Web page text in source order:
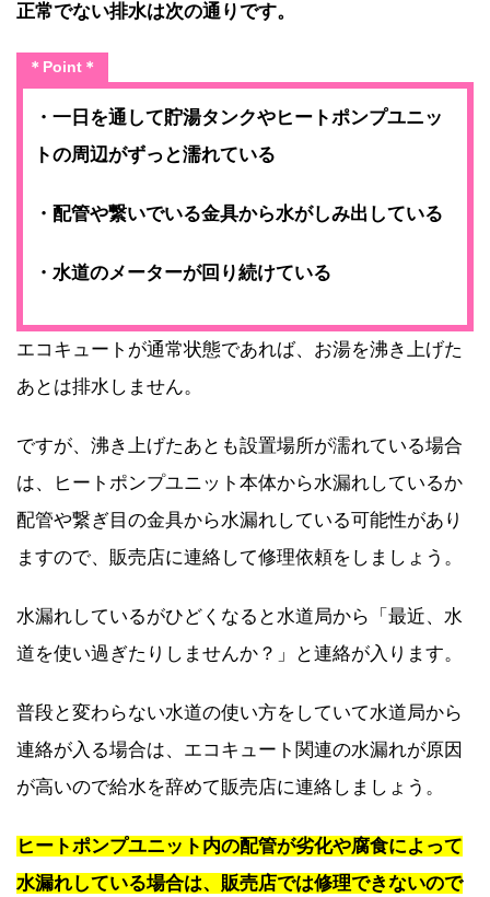
正常でない排水は次の通りです。
＊Point＊
・一日を通して貯湯タンクやヒートポンプユニッ
トの周辺がずっと濡れている
・配管や繋いでいる金具から水がしみ出している
・水道のメーターが回り続けている
エコキュートが通常状態であれば、お湯を沸き上げた
あとは排水しません。
ですが、沸き上げたあとも設置場所が濡れている場合
は、ヒートポンプユニット本体から水漏れしているか
配管や繋ぎ目の金具から水漏れしている可能性があり
ますので、販売店に連絡して修理依頼をしましょう。
水漏れしているがひどくなると水道局から「最近、水
道を使い過ぎたりしませんか？」と連絡が入ります。
普段と変わらない水道の使い方をしていて水道局から
連絡が入る場合は、エコキュート関連の水漏れが原因
が高いので給水を辞めて販売店に連絡しましょう。
ヒートポンプユニット内の配管が劣化や腐食によって
水漏れしている場合は、販売店では修理できないので